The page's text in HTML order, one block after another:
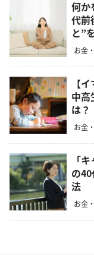
何か
代前
と”
お金
【
中高
は？
お金
「
の
法
お金